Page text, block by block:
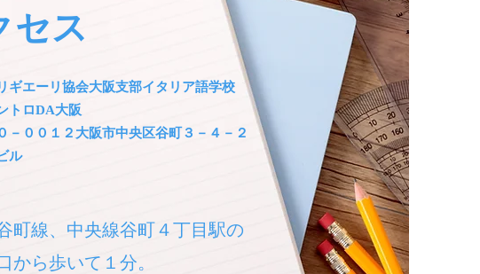
セス
ギエーリ協会大阪支部イタリア語学校
トロDA大阪
－００１２大阪市中央区谷町３－４－２
ル
町線、中央線谷町４丁目駅の
から歩いて１分。